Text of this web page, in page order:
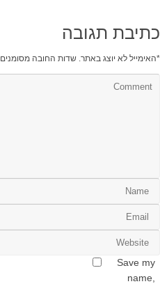
כתיבת תגובה
האימייל לא יוצג באתר. שדות החובה מסומנים *
Save my
name,